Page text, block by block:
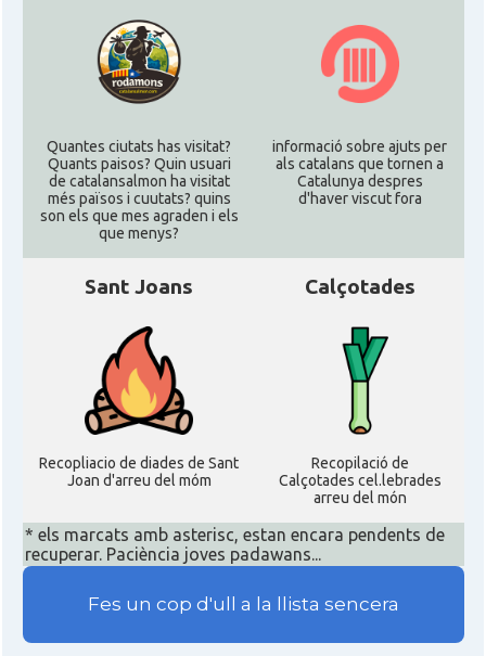
Quantes ciutats has visitat?
Quants paisos? Quin usuari
de catalansalmon ha visitat
més països i cuutats? quins
son els que mes agraden i els
que menys?
informació sobre ajuts per
als catalans que tornen a
Catalunya despres
d'haver viscut fora
Sant Joans
Recopliacio de diades de Sant
Joan d'arreu del móm
Calçotades
Recopilació de
Calçotades cel.lebrades
arreu del món
* els marcats amb asterisc, estan encara pendents de
recuperar. Paciència joves padawans...
Fes un cop d'ull a la llista sencera